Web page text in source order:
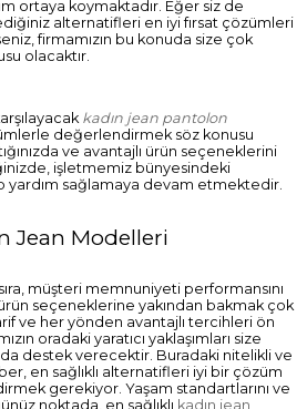
ortaya koymaktadır. Eğer siz de
alternatifleri en iyi fırsat çözümleri
firmamızın bu konuda size çok
olacaktır.
kadın jean pantolon
değerlendirmek söz konusu
ve avantajlı ürün seçeneklerini
işletmemiz bünyesindeki
yardım sağlamaya devam etmektedir.
Jean Modelleri
müşteri memnuniyeti performansını
seçeneklerine yakından bakmak çok
ve her yönden avantajlı tercihleri ön
oradaki yaratıcı yaklaşımları size
destek verecektir. Buradaki nitelikli ve
en sağlıklı alternatifleri iyi bir çözüm
gerekiyor. Yaşam standartlarını ve
noktada, en sağlıklı kadın jean